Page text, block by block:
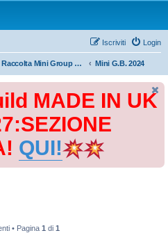
Login
Iscriviti
Raccolta Mini Group Build Mini G.B. 2024
MADE IN UK
QUI!
• Pagina 1 di 1